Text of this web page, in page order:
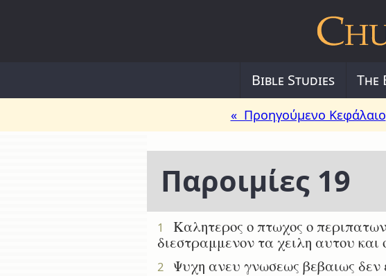
Bible Studies The
« Προηγούμενο Κεφάλαιο
Παροιμίες 19
1
Καλητερος ο πτωχος ο
διεστραμμενον τα χειλη αυτου
2 Ψυχη ανευ γνωσεως βεβαιως δεν